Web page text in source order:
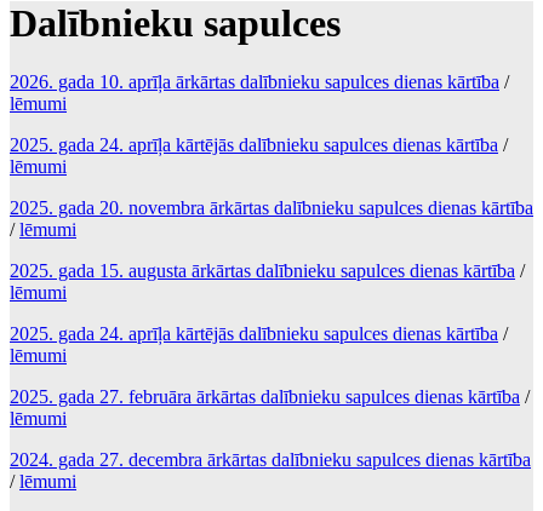
Dalībnieku sapulces
2026. gada 10. aprīļa ārkārtas dalībnieku sapulces dienas kārtība /
lēmumi
2025. gada 24. aprīļa kārtējās dalībnieku sapulces dienas kārtība /
lēmumi
2025. gada 20. novembra ārkārtas dalībnieku sapulces dienas kārtība
/lēmumi
2025. gada 15. augusta ārkārtas dalībnieku sapulces dienas kārtība /
lēmumi
2025. gada 24. aprīļa kārtējās dalībnieku sapulces dienas kārtība /
lēmumi
2025. gada 27. februāra ārkārtas dalībnieku sapulces dienas kārtība /
lēmumi
2024. gada 27. decembra ārkārtas dalībnieku sapulces dienas kārtība
/lēmumi